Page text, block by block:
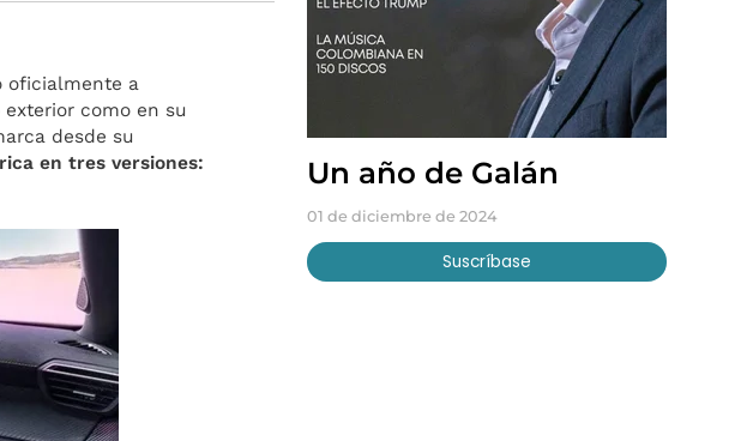
oficialmente a
como en su
desde su
en tres versiones:
Un año de Galán
01 de diciembre de 2024
Suscríbase